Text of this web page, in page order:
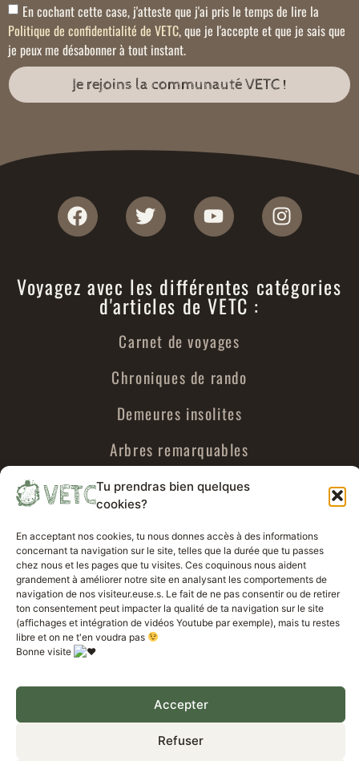
Tu prendras bien quelques
cookies?
En acceptant nos cookies, tu nous donnes accès à des informations
concernant ta navigation sur le site, telles que la durée que tu passes
chez nous et les pages que tu visites. Ces coquinous nous aident
grandement à améliorer notre site en analysant les comportements de
navigation de nos visiteur.euse.s. Le fait de ne pas consentir ou de retirer
ton consentement peut impacter la qualité de ta navigation sur le site
(affichages et intégration de vidéos Youtube par exemple), mais tu restes
libre et on ne t'en voudra pas
Bonne visite
Accepter
Refuser
En cochant cette case, j'atteste que j'ai pris le temps de lire la
Politique de confidentialité de VETC, que je l'accepte et que je sais que
je peux me désabonner à tout instant.
Je rejoins la communauté VETC !
Voyagez avec les différentes catégories
d'articles de VETC :
Carnet de voyages
Chroniques de rando
Demeures insolites
Arbres remarquables
Urbex
A propos de VETC
Politique de confidentialité VETC
Travailler avec nous
VETC Projet – tous droits réservés 2023